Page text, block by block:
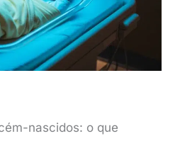
nascidos: o que